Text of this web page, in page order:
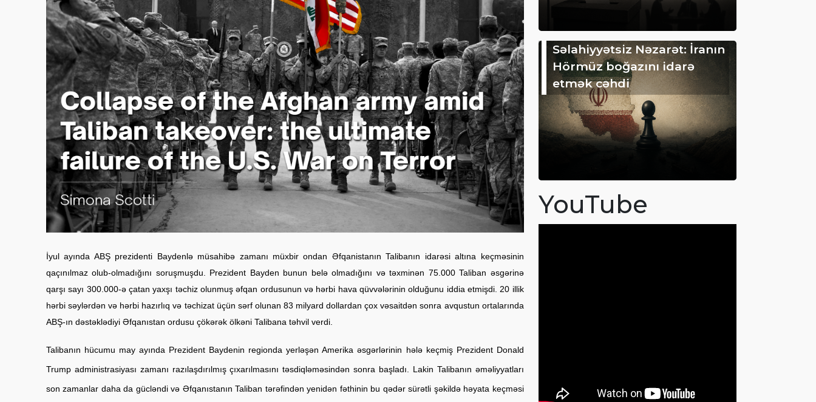
İyul ayında ABŞ prezidenti Baydenlə müsahibə zamanı müxbir ondan Əfqanistanın Talibanın idarəsi altına keçməsinin
qaçınılmaz olub-olmadığını soruşmuşdu. Prezident Bayden bunun belə olmadığını və təxminən 75.000 Taliban əsgərinə
qarşı sayı 300.000-ə çatan yaxşı təchiz olunmuş əfqan ordusunun və hərbi hava qüvvələrinin olduğunu iddia etmişdi. 20 illik
hərbi səylərdən və hərbi hazırlıq və təchizat üçün sərf olunan 83 milyard dollardan çox vəsaitdən sonra avqustun ortalarında
ABŞ-ın dəstəklədiyi Əfqanıstan ordusu çökərək ölkəni Talibana təhvil verdi.
Talibanın hücumu may ayında Prezident Baydenin regionda yerləşən Amerika əsgərlərinin hələ keçmiş Prezident Donald
Trump administrasiyası zamanı razılaşdırılmış çıxarılmasını təsdiqləməsindən sonra başladı. Lakin Talibanın əməliyyatları
son zamanlar daha da gücləndi və Əfqanıstanın Taliban tərəfindən yenidən fəthinin bu qədər sürətli şəkildə həyata keçməsi
Səlahiyyətsiz Nəzarət: İranın
Hörmüz boğazını idarə
etmək cəhdi
YouTube